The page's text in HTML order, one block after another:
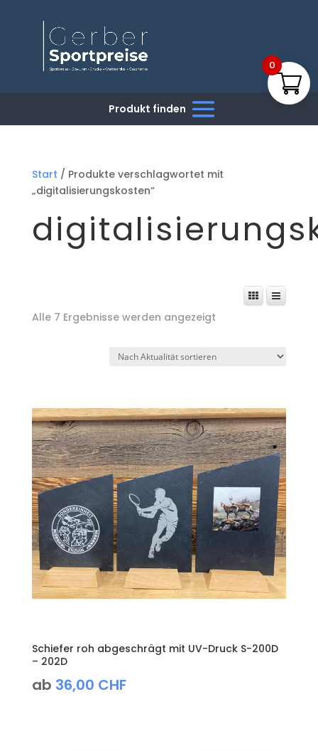
Start / Produkte verschlagwortet mit
„digitalisierungskosten“
Alle 7 Ergebnisse werden angezeigtNach
Schiefer roh abgeschrägt mit UV-Druck S-200D
– 202D
ab 36,00 CHF
0